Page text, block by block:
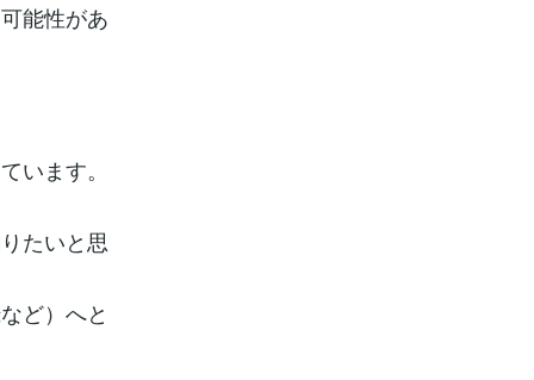
能性があ
います。
たいと思
ど）へと